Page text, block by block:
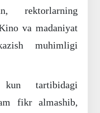
rektorlarning
va madaniyat
muhimligi
kun tartibidagi
fikr almashib,